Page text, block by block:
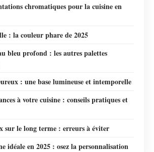
chromatiques pour la cuisine en
: la couleur phare de 2025
bleu profond : les autres palettes
: une base lumineuse et intemporelle
à votre cuisine : conseils pratiques et
sur le long terme : erreurs à éviter
idéale en 2025 : osez la personnalisation